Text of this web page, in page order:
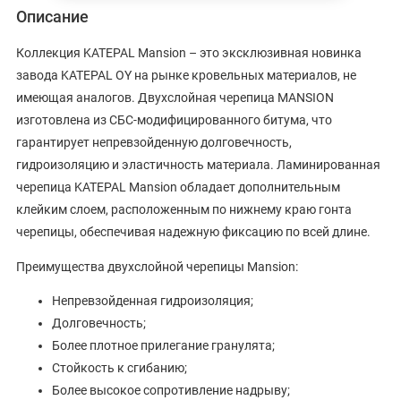
Описание
Коллекция KATEPAL Mansion – это эксклюзивная новинка
завода KATEPAL OY на рынке кровельных материалов, не
имеющая аналогов. Двухслойная черепица MANSION
изготовлена из СБС-модифицированного битума, что
гарантирует непревзойденную долговечность,
гидроизоляцию и эластичность материала. Ламинированная
черепица KATEPAL Mansion обладает дополнительным
клейким слоем, расположенным по нижнему краю гонта
черепицы, обеспечивая надежную фиксацию по всей длине.
Преимущества двухслойной черепицы Mansion:
Непревзойденная гидроизоляция;
Долговечность;
Более плотное прилегание гранулята;
Стойкость к сгибанию;
Более высокое сопротивление надрыву;